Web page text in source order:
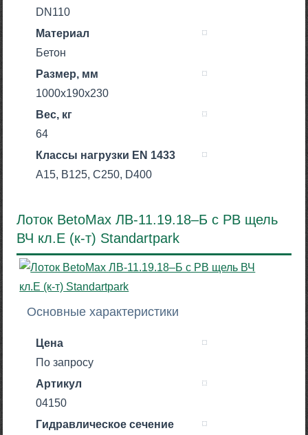
DN110
Материал
Бетон
Размер, мм
1000x190x230
Вес, кг
64
Класcы нагрузки EN 1433
A15, B125, C250, D400
Лоток BetoMax ЛВ-11.19.18–Б с РВ щель
ВЧ кл.Е (к-т) Standartpark
Основные характеристики
Цена
По запросу
Артикул
04150
Гидравлическое сечение